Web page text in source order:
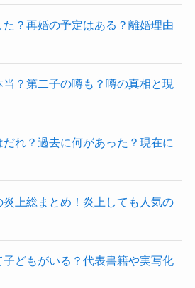
？再婚の予定はある？離婚理由
？第二子の噂も？噂の真相と現
れ？過去に何があった？現在に
上総まとめ！炎上しても人気の
どもがいる？代表書籍や実写化